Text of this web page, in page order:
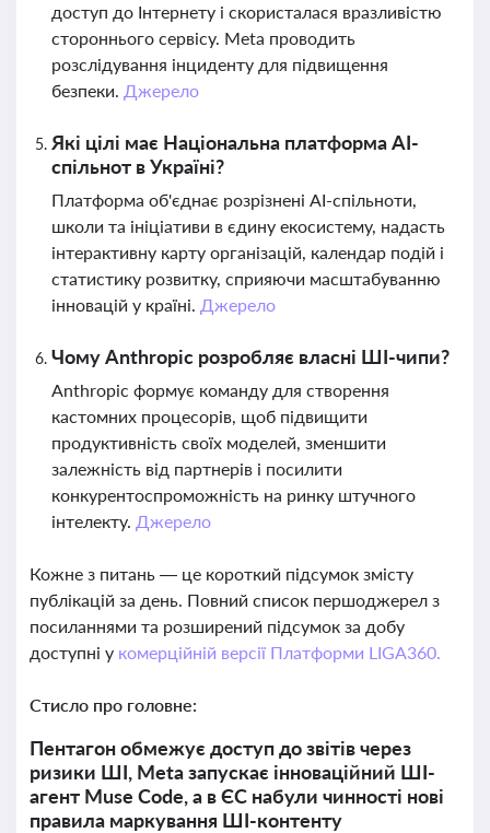
доступ до Інтернету і скористалася вразливістю
стороннього сервісу. Meta проводить
розслідування інциденту для підвищення
безпеки. Джерело
Які цілі має Національна платформа AI-
спільнот в Україні?
Платформа об'єднає розрізнені AI-спільноти,
школи та ініціативи в єдину екосистему, надасть
інтерактивну карту організацій, календар подій і
статистику розвитку, сприяючи масштабуванню
інновацій у країні. Джерело
Чому Anthropic розробляє власні ШІ-чипи?
Anthropic формує команду для створення
кастомних процесорів, щоб підвищити
продуктивність своїх моделей, зменшити
залежність від партнерів і посилити
конкурентоспроможність на ринку штучного
інтелекту. Джерело
Кожне з питань — це короткий підсумок змісту
публікацій за день. Повний список першоджерел з
посиланнями та розширений підсумок за добу
доступні у комерційній версії Платформи LIGA360.
Стисло про головне:
Пентагон обмежує доступ до звітів через
ризики ШІ, Meta запускає інноваційний ШІ-
агент Muse Code, а в ЄС набули чинності нові
правила маркування ШІ-контенту